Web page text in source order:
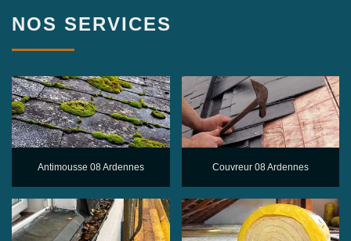
NOS SERVICES
Antimousse 08 Ardennes Couvreur 08 Ardennes